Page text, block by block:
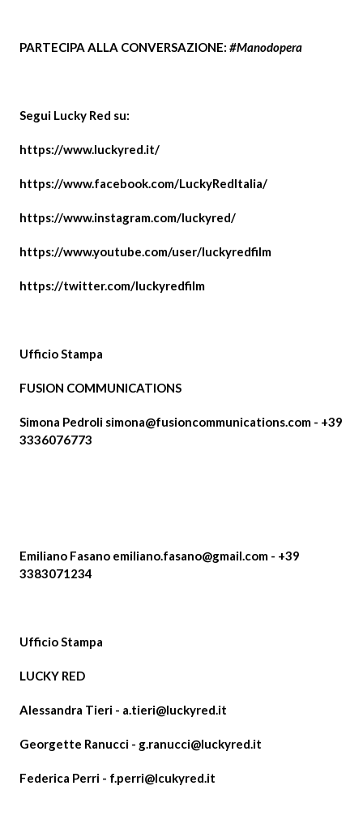
PARTECIPA ALLA CONVERSAZIONE: #Manodopera
Segui Lucky Red su:
https://www.luckyred.it/
https://www.facebook.com/LuckyRedItalia/
https://www.instagram.com/luckyred/
https://www.youtube.com/user/luckyredfilm
https://twitter.com/luckyredfilm
Ufficio Stampa
FUSION COMMUNICATIONS
Simona Pedroli simona@fusioncommunications.com - +39
3336076773
Emiliano Fasano emiliano.fasano@gmail.com - +39
3383071234
Ufficio Stampa
LUCKY RED
Alessandra Tieri - a.tieri@luckyred.it
Georgette Ranucci - g.ranucci@luckyred.it
Federica Perri - f.perri@lcukyred.it